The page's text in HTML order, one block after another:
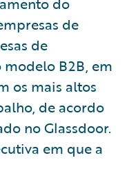
de
de
B2B, em
os mais altos
de acordo
no Glassdoor.
em que a